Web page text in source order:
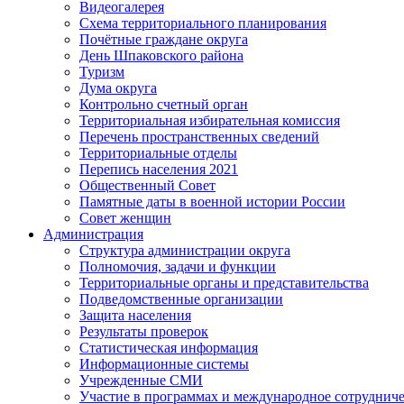
Видеогалерея
Схема территориального планирования
Почётные граждане округа
День Шпаковского района
Туризм
Дума округа
Контрольно счетный орган
Территориальная избирательная комиссия
Перечень пространственных сведений
Территориальные отделы
Перепись населения 2021
Общественный Совет
Памятные даты в военной истории России
Совет женщин
Администрация
Структура администрации округа
Полномочия, задачи и функции
Территориальные органы и представительства
Подведомственные организации
Защита населения
Результаты проверок
Статистическая информация
Информационные системы
Учрежденные СМИ
Участие в программах и международное